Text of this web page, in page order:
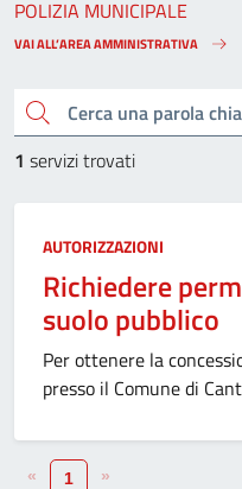
Cerca una parola chiave
1 servizi trovati
AUTORIZZAZIONI
Richiedere
suolo pubblico
Per ottenere la
presso il Comune di
« 1 »
POLIZIA MUNICIPALE
VAI ALL’AREA AMMINISTRATIVA